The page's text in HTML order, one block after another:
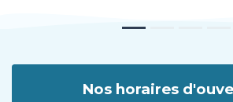
Nos horaires